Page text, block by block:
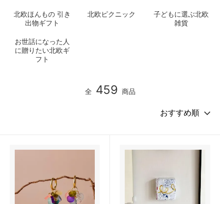
北欧ほんもの 引き
出物ギフト
北欧ピクニック
子どもに選ぶ北欧
雑貨
お世話になった人
に贈りたい北欧ギ
フト
全 459 商品